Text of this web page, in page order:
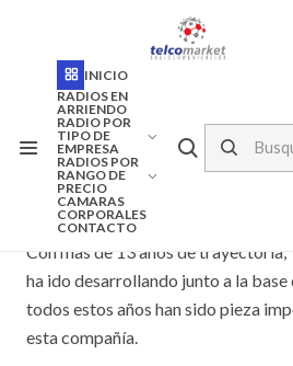
INICIO
RADIOS EN
ARRIENDO
RADIO POR
TIPO DE
EMPRESA
RADIOS POR
RANGO DE
PRECIO
CAMARAS
CORPORALES
CONTACTO
ENVÍO A TODO
Inicio Nosotros
Nosotros
Con mas de 13 años de
ha ido desarrollando junto a la base
todos estos años han sido pieza
esta compañía.